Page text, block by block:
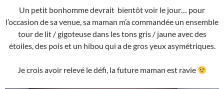
Un petit bonhomme devrait bientôt voir le jour… pour
l’occasion de sa venue, sa maman m’a commandée un ensemble
tour de lit / gigoteuse dans les tons gris / jaune avec des
étoiles, des pois et un hibou qui a de gros yeux asymétriques.
Je crois avoir relevé le défi, la future maman est ravie